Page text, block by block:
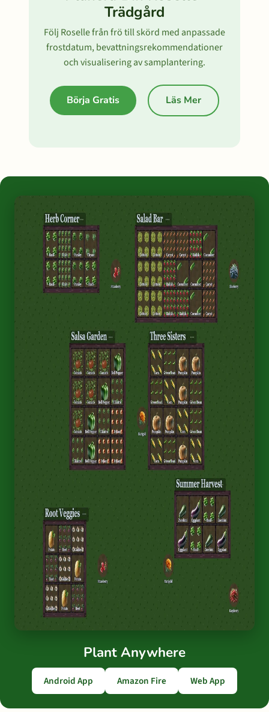
Trädgård
Följ Roselle från frö till skörd med anpassade
frostdatum, bevattningsrekommendationer
och visualisering av samplantering.
Börja Gratis Läs Mer
Plant Anywhere
Android App Amazon Fire Web App